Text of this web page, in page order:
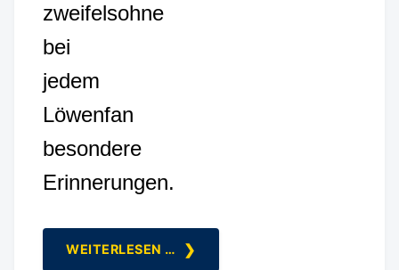
zweifelsohne
bei
jedem
Löwenfan
besondere
Erinnerungen.
WEITERLESEN …